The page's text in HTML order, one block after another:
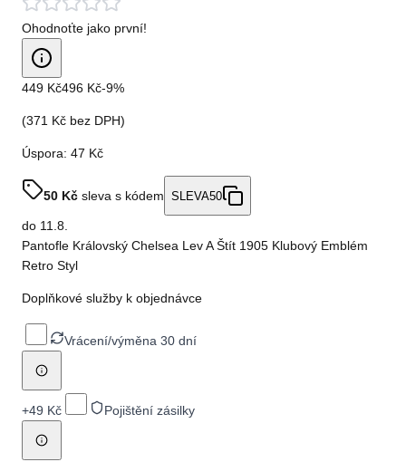
Ohodnoťte jako první!
449 Kč496 Kč-9%
(371 Kč bez DPH)
Úspora: 47 Kč
50 Kč sleva s kódem SLEVA50
do 11.8.
Pantofle Královský Chelsea Lev A Štít 1905 Klubový Emblém
Retro Styl
Doplňkové služby k objednávce
Vrácení/výměna 30 dní
+49 Kč Pojištění zásilky